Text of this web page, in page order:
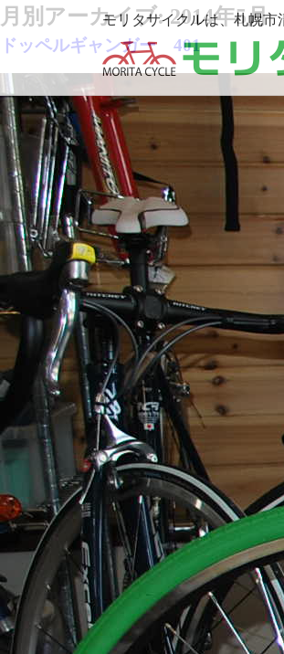
モリタサイクルは、札幌市
月別アーカイブ:2014年5月
ドッペルギャンガー 401